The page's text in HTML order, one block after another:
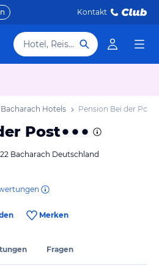
Kontakt
Hotel, Reiseziel
Bacharach Hotels Pension Bei der Post
Post
Bacharach Deutschland
Merken
Fragen